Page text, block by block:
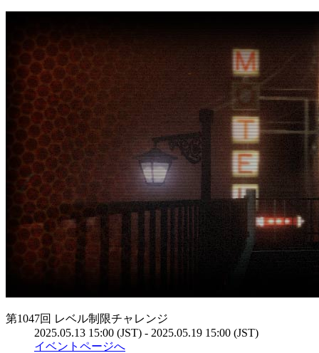
第1047回 レベル制限チャレンジ
2025.05.13 15:00 (JST) - 2025.05.19 15:00 (JST)
イベントページへ